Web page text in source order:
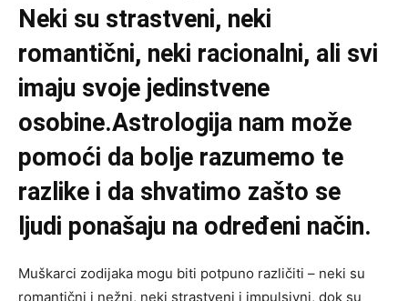
Neki su strastveni, neki
romantični, neki racionalni, ali svi
imaju svoje jedinstvene
osobine.Astrologija nam može
pomoći da bolje razumemo te
razlike i da shvatimo zašto se
ljudi ponašaju na određeni način.
Muškarci zodijaka mogu biti potpuno različiti – neki su
romantični i nežni, neki strastveni i impulsivni, dok su